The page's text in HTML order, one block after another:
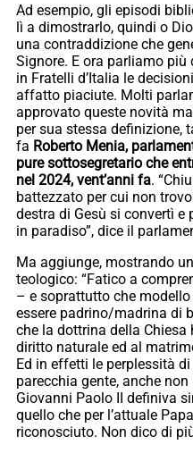
Ad esempio, gli episodi
lì a dimostrarlo, quindi o
una contraddizione che
Signore. E ora parliamo
in Fratelli d’Italia le
affatto piaciute. Molti
approvato queste novità
per sua stessa definizione,
fa Roberto Menia,
pure sottosegretario che
nel 2024, vent’anni fa.
battezzato per cui non
destra di Gesù si convertì
in paradiso”, dice il
Ma aggiunge, mostrando
teologico: “Fatico a
– e soprattutto che
essere padrino/madrina di
che la dottrina della
diritto naturale ed al
Ed in effetti le perplessità
parecchia gente, anche
Giovanni Paolo II definiva
quello che per l’attuale
riconosciuto. Non dico di